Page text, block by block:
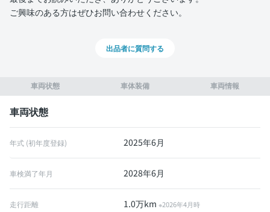
車両状態 車体装備 車両情報
車両状態
年式 (初年度登録) 2025年6月
車検満了年月 2028年6月
走行距離 1.0万km※2026年4月時
ご興味のある方はぜひお問い合わせください。
出品者に質問する